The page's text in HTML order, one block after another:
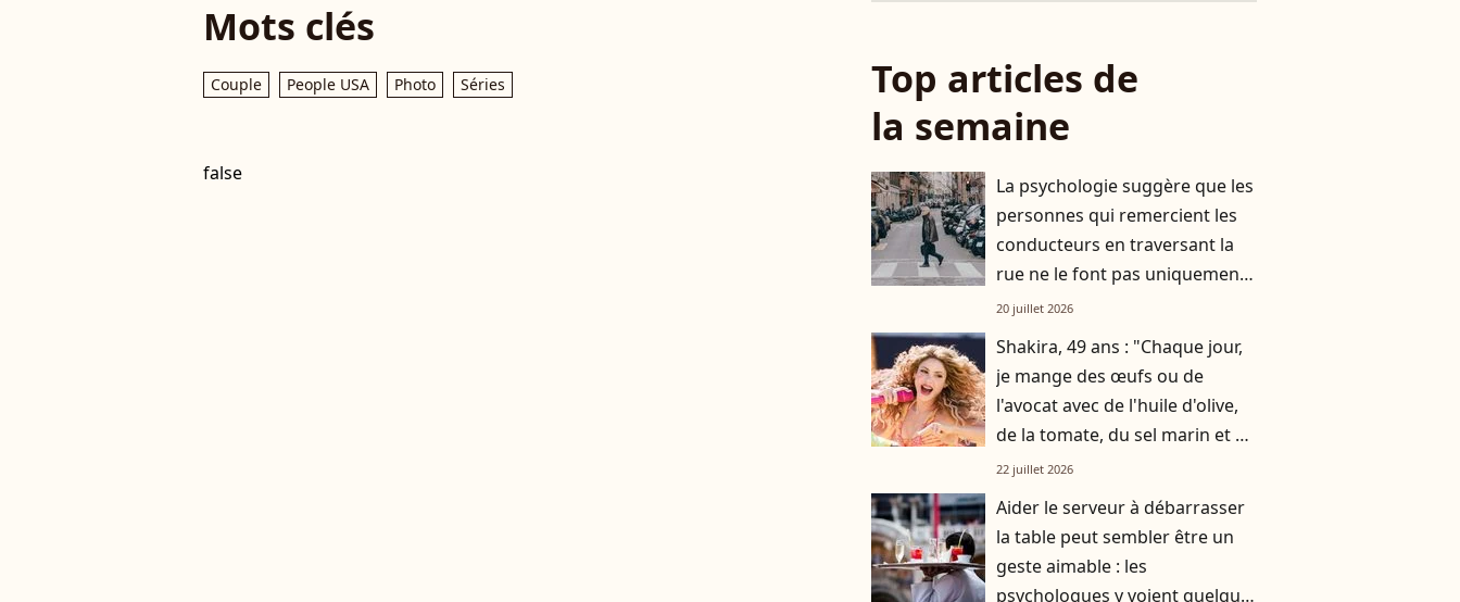
Mots clés
Couple People USA Photo Séries
false
Top articles de
la semaine
La psychologie suggère que les
personnes qui remercient les
conducteurs en traversant la
rue ne le font pas uniquement
par gratitude
20 juillet 2026
Shakira, 49 ans : "Chaque jour,
je mange des œufs ou de
l'avocat avec de l'huile d'olive,
de la tomate, du sel marin et un
smoothie"
22 juillet 2026
Aider le serveur à débarrasser
la table peut sembler être un
geste aimable : les
psychologues y voient quelque